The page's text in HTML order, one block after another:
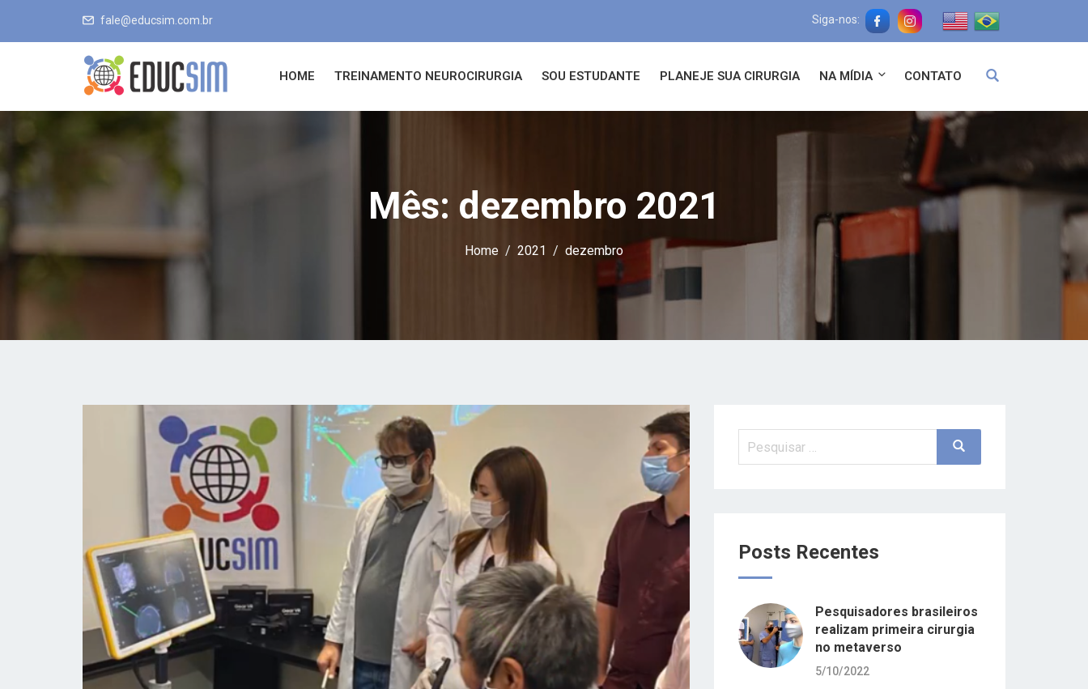
fale@educsim.com.br Siga-nos:
HOME TREINAMENTO NEUROCIRURGIA SOU ESTUDANTE PLANEJE SUA CIRURGIA NA MÍDIA CONTATO
Mês: dezembro 2021
Home 2021 dezembro
Pesquisar
Search
Posts Recentes
Pesquisadores brasileiros
realizam primeira cirurgia
no metaverso
5/10/2022